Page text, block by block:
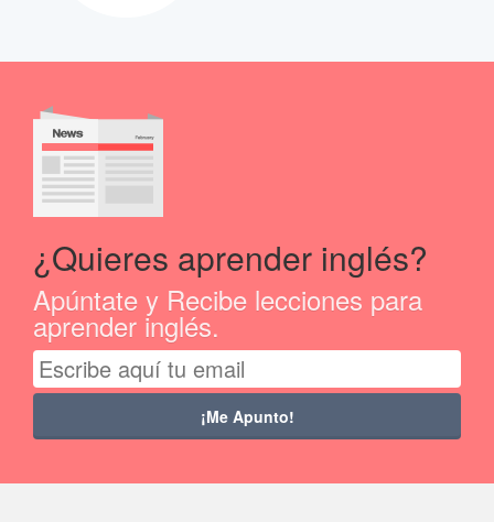
¿Quieres aprender inglés?
Apúntate y Recibe lecciones para
aprender inglés.